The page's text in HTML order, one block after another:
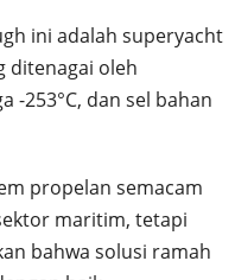
ini adalah superyacht
ditenagai oleh
-253°C, dan sel bahan
propelan semacam
maritim, tetapi
bahwa solusi ramah